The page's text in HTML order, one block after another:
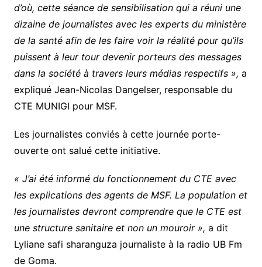
d’où, cette séance de sensibilisation qui a réuni une
dizaine de journalistes avec les experts du ministère
de la santé afin de les faire voir la réalité pour qu’ils
puissent à leur tour devenir porteurs des messages
dans la société à travers leurs médias respectifs », a
expliqué Jean-Nicolas Dangelser, responsable du
CTE MUNIGI pour MSF.
Les journalistes conviés à cette journée porte-
ouverte ont salué cette initiative.
« J’ai été informé du fonctionnement du CTE avec
les explications des agents de MSF. La population et
les journalistes devront comprendre que le CTE est
une structure sanitaire et non un mouroir », a dit
Lyliane safi sharanguza journaliste à la radio UB Fm
de Goma.